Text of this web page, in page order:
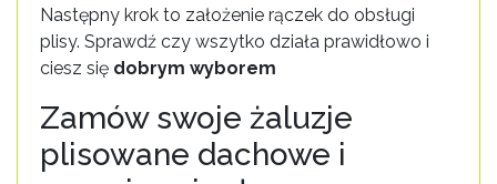
Następny krok to założenie rączek do obsługi
plisy. Sprawdź czy wszytko działa prawidłowo i
ciesz się dobrym wyborem
Zamów swoje żaluzje
plisowane dachowe i